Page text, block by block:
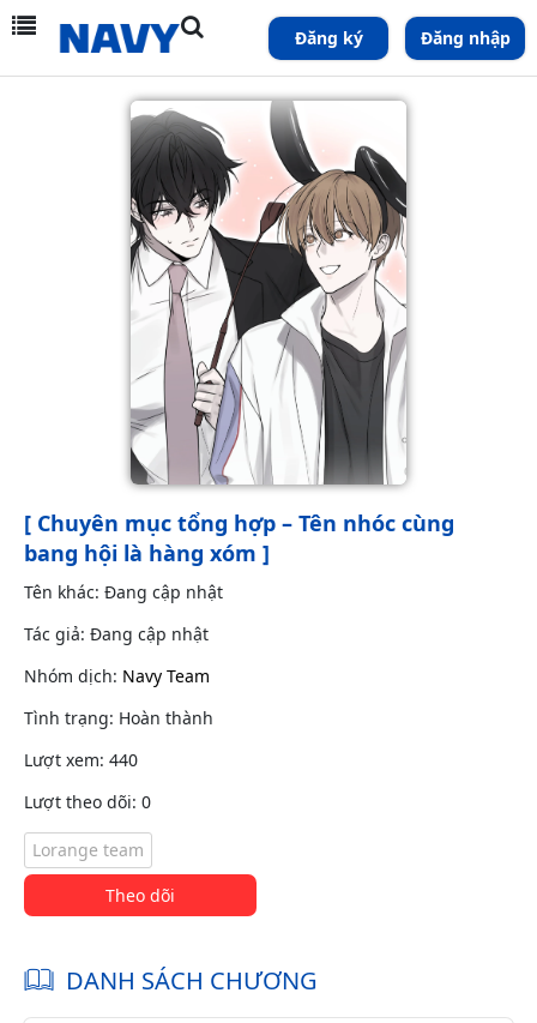
Đăng ký Đăng nhập
[ Chuyên mục tổng hợp – Tên nhóc cùng
bang hội là hàng xóm ]
Tên khác: Đang cập nhật
Tác giả: Đang cập nhật
Nhóm dịch: Navy Team
Tình trạng: Hoàn thành
Lượt xem: 440
Lượt theo dõi: 0
Lorange team
Theo dõi
DANH SÁCH CHƯƠNG